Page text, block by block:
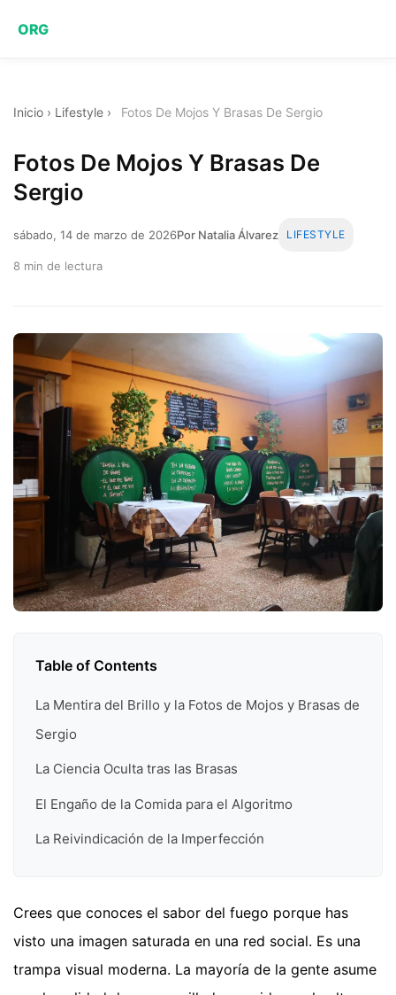
ORG
Inicio › Lifestyle › Fotos De Mojos Y Brasas De Sergio
Fotos De Mojos Y Brasas De
Sergio
sábado, 14 de marzo de 2026Por Natalia Álvarez LIFESTYLE
8 min de lectura
Table of Contents
La Mentira del Brillo y la Fotos de Mojos y Brasas de
Sergio
La Ciencia Oculta tras las Brasas
El Engaño de la Comida para el Algoritmo
La Reivindicación de la Imperfección
Crees que conoces el sabor del fuego porque has
visto una imagen saturada en una red social. Es una
trampa visual moderna. La mayoría de la gente asume